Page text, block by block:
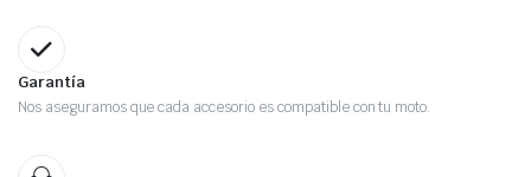
Garantía
Nos aseguramos que cada accesorio es compatible con tu moto.